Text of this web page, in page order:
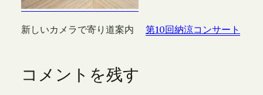
新しいカメラで寄り道案内 第10回納涼コンサート
コメントを残す